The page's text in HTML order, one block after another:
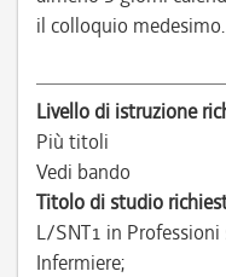
il colloquio medesimo.
Livello di istruzione
Più titoli
Vedi bando
Titolo di studio
L/SNT1 in
Infermiere;